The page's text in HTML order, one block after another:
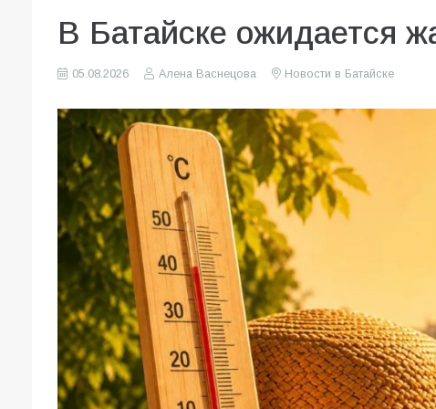
В Батайске ожидается
05.08.2026 Алена Васнецова Новости в Батайске